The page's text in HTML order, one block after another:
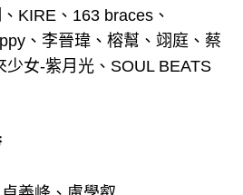
KIRE、163 braces、
、李晉瑋、榕幫、翊庭、蔡
少女-紫月光、SOUL BEATS